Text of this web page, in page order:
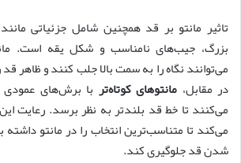
تاثیر مانتو بر قد همچنین شامل جزئیاتی
بزرگ، جیب‌های نامناسب و شکل یقه است.
می‌توانند نگاه را به سمت بالا جلب کنند و ظاهر
در مقابل، مانتوهای کوتاه‌تر با برش‌های
می‌کنند تا خط قد بلندتر به نظر برسد.
می‌کند تا متناسب‌ترین انتخاب را در مانتو داشته
شدن قد جلوگیری کند.